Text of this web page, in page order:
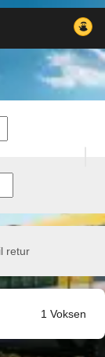
retur
1 Voksen